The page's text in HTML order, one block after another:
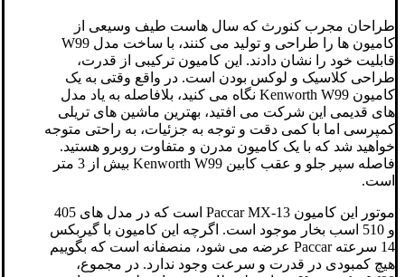
طراحان مجرب کنورث که سال هاست طیف وسیعی از
کامیون ها را طراحی و تولید می کنند، با ساخت مدل W99
قابلیت خود را نشان دادند. این کامیون ترکیبی از قدرت،
طراحی کلاسیک و لوکس بودن است. در واقع وقتی به یک
کامیون Kenworth W99 نگاه می کنید، بلافاصله به یاد مدل
های قدیمی این شرکت می افتید، بهترین ماشین های تریلی
کمپرسی اما با کمی دقت و توجه به جزئیات، به راحتی متوجه
خواهید شد که با یک کامیون مدرن و متفاوت روبرو هستید.
فاصله سپر جلو و عقب کابین Kenworth W99 بیش از 3 متر
است.
موتور این کامیون Paccar MX-13 است که در مدل های 405
و 510 اسب بخار موجود است. اگرچه این کامیون با گیربکس
14 سرعته Paccar عرضه می شود، منصفانه است که بگوییم
هیچ کمبودی در قدرت و سرعت وجود ندارد. در مجموع،